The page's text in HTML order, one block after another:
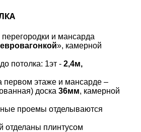
и мансарда
евровагонкой», камерной
потолка: 1эт - 2,4м,
первом этаже и мансарде –
доска 36мм, камерной
проемы отделываются
отделаны плинтусом